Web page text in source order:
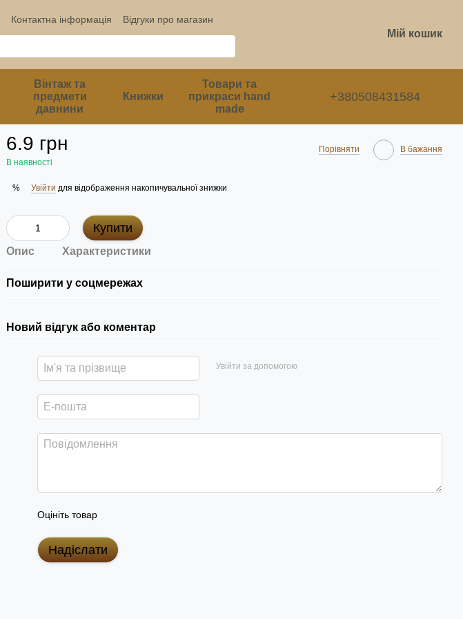
Контактна інформація Відгуки про магазин
Мій кошик
Вінтаж та
предмети
давнини
Книжки
Товари та
прикраси hand
made
+380508431584
6.9 грн
В наявності
Порівняти В бажання
% Увійти для відображення накопичувальної знижки
Купити
Опис Характеристики
Поширити у соцмережах
Новий відгук або коментар
Увійти за допомогою
Оцініть товар
Надіслати